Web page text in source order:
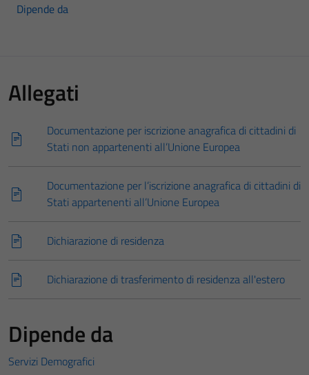
Dipende da
Allegati
Documentazione per iscrizione anagrafica di cittadini di
Stati non appartenenti all’Unione Europea
Documentazione per l’iscrizione anagrafica di cittadini di
Stati appartenenti all’Unione Europea
Dichiarazione di residenza
Dichiarazione di trasferimento di residenza all'estero
Dipende da
Servizi Demografici